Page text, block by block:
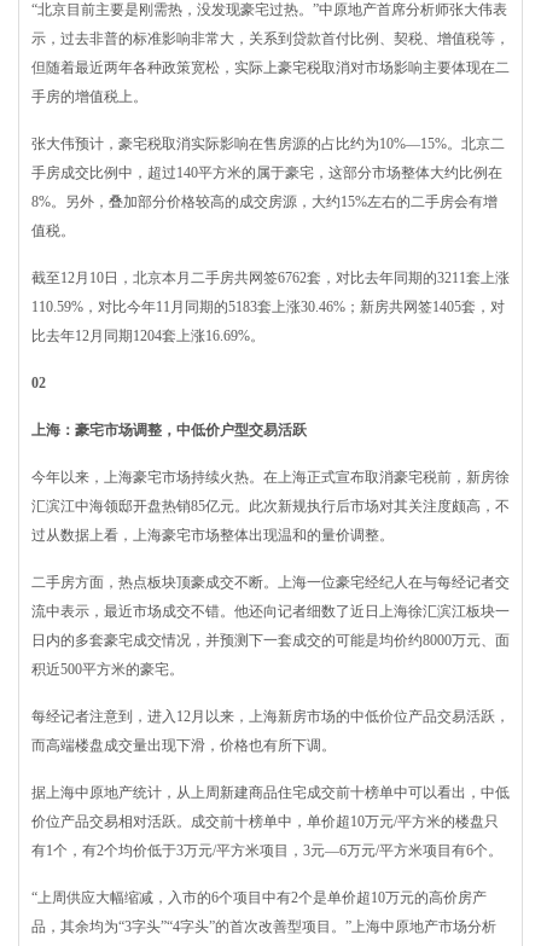
“北京目前主要是刚需热，没发现豪宅过热。”中原地产首席分析师张大伟表
示，过去非普的标准影响非常大，关系到贷款首付比例、契税、增值税等，
但随着最近两年各种政策宽松，实际上豪宅税取消对市场影响主要体现在二
手房的增值税上。
张大伟预计，豪宅税取消实际影响在售房源的占比约为10%—15%。北京二
手房成交比例中，超过140平方米的属于豪宅，这部分市场整体大约比例在
8%。另外，叠加部分价格较高的成交房源，大约15%左右的二手房会有增
值税。
截至12月10日，北京本月二手房共网签6762套，对比去年同期的3211套上涨
110.59%，对比今年11月同期的5183套上涨30.46%；新房共网签1405套，对
比去年12月同期1204套上涨16.69%。
02
上海：豪宅市场调整，中低价户型交易活跃
今年以来，上海豪宅市场持续火热。在上海正式宣布取消豪宅税前，新房徐
汇滨江中海领邸开盘热销85亿元。此次新规执行后市场对其关注度颇高，不
过从数据上看，上海豪宅市场整体出现温和的量价调整。
二手房方面，热点板块顶豪成交不断。上海一位豪宅经纪人在与每经记者交
流中表示，最近市场成交不错。他还向记者细数了近日上海徐汇滨江板块一
日内的多套豪宅成交情况，并预测下一套成交的可能是均价约8000万元、面
积近500平方米的豪宅。
每经记者注意到，进入12月以来，上海新房市场的中低价位产品交易活跃，
而高端楼盘成交量出现下滑，价格也有所下调。
据上海中原地产统计，从上周新建商品住宅成交前十榜单中可以看出，中低
价位产品交易相对活跃。成交前十榜单中，单价超10万元/平方米的楼盘只
有1个，有2个均价低于3万元/平方米项目，3元—6万元/平方米项目有6个。
“上周供应大幅缩减，入市的6个项目中有2个是单价超10万元的高价房产
品，其余均为“3字头”“4字头”的首次改善型项目。”上海中原地产市场分析